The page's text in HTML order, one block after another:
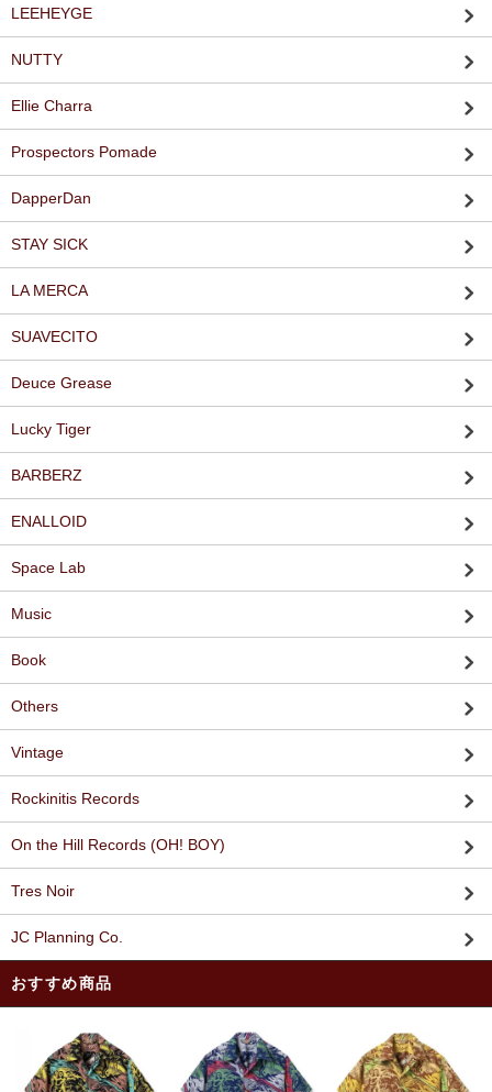
LEEHEYGE
NUTTY
Ellie Charra
Prospectors Pomade
DapperDan
STAY SICK
LA MERCA
SUAVECITO
Deuce Grease
Lucky Tiger
BARBERZ
ENALLOID
Space Lab
Music
Book
Others
Vintage
Rockinitis Records
On the Hill Records (OH! BOY)
Tres Noir
JC Planning Co.
おすすめ商品